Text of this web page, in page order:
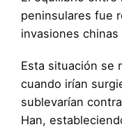
peninsulares fue
invasiones chinas
Esta situación se
cuando irían
sublevarían
Han,